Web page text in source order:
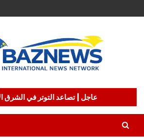
عاجل | تصاعد التوتر في الشرق